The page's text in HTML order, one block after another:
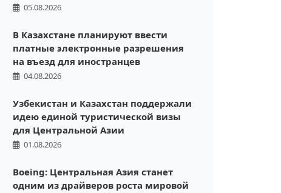
05.08.2026
В Казахстане планируют ввести
платные электронные разрешения
на въезд для иностранцев
04.08.2026
Узбекистан и Казахстан поддержали
идею единой туристической визы
для Центральной Азии
01.08.2026
Boeing: Центральная Азия станет
одним из драйверов роста мировой